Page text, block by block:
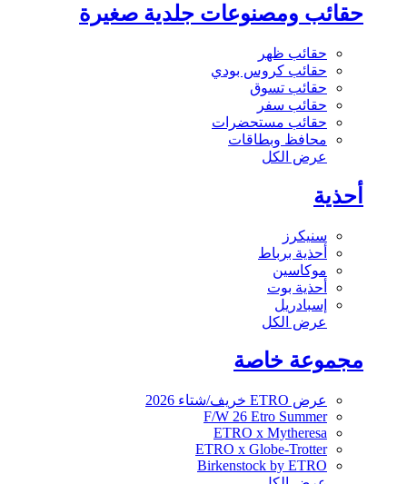
حقائب ومصنوعات جلدية صغيرة
حقائب ظهر
حقائب كروس بودي
حقائب تسوق
حقائب سفر
حقائب مستحضرات
محافظ وبطاقات
عرض الكل
أحذية
سنيكرز
أحذية برباط
موكاسين
أحذية بوت
إسبادريل
عرض الكل
مجموعة خاصة
عرض ETRO خريف/شتاء 2026
F/W 26 Etro Summer
ETRO x Mytheresa
ETRO x Globe-Trotter
Birkenstock by ETRO